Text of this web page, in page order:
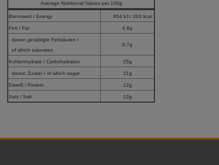
Average Nutritional Values per 100g
Brennwert / Energy 854 kJ / 203 kcal
Fett / Fat 4,8g
davon gesättigte Fettsäuren /
of which saturates
0,7g
Kohlenhydrate / Carbohydrates 25g
davon Zucker / of which sugar 21g
Eiweiß / Protein 12g
Salz / Salt 12g